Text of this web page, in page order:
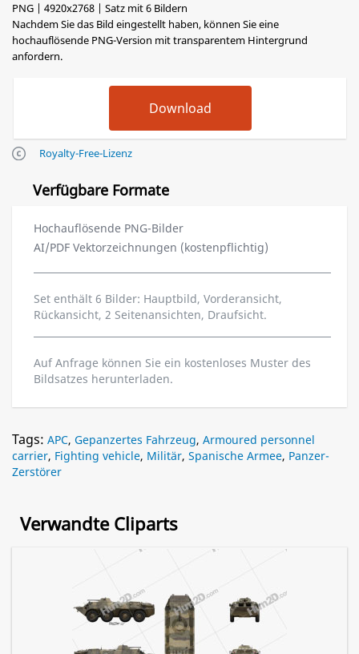
PNG | 4920x2768 | Satz mit 6 Bildern
Nachdem Sie das Bild eingestellt haben, können Sie eine
hochauflösende PNG-Version mit transparentem Hintergrund
anfordern.
Royalty-Free-Lizenz
Verfügbare Formate
Hochauflösende PNG-Bilder
AI/PDF Vektorzeichnungen (kostenpflichtig)
Set enthält 6 Bilder: Hauptbild, Vorderansicht,
Rückansicht, 2 Seitenansichten, Draufsicht.
Auf Anfrage können Sie ein kostenloses Muster des
Bildsatzes herunterladen.
Tags: APC, Gepanzertes Fahrzeug, Armoured personnel
carrier, Fighting vehicle, Militär, Spanische Armee, Panzer-
Zerstörer
Verwandte Cliparts